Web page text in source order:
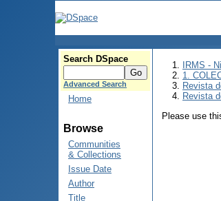
Search DSpace
Advanced Search
Home
Browse
Communities
& Collections
Issue Date
Author
Title
IRMS -
1.
Revista
Revista
Please use